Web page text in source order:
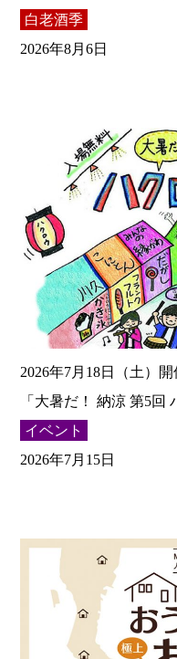
白老酒季
2026年8月6日
2026年7月18日（土）開
「大暑だ！ 納涼 第5
イベント
2026年7月15日